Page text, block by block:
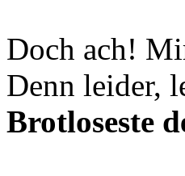
Doch ach!
Denn leider,
Brotloseste